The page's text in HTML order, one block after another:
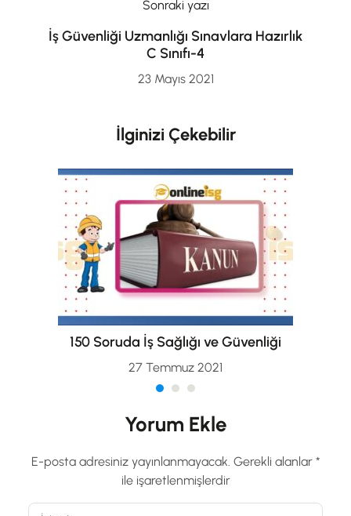
Sonraki yazı
İş Güvenliği Uzmanlığı Sınavlara Hazırlık
C Sınıfı-4
23 Mayıs 2021
İlginizi Çekebilir
150 Soruda İş Sağlığı ve Güvenliği
27 Temmuz 2021
Yorum Ekle
E-posta adresiniz yayınlanmayacak. Gerekli alanlar *
ile işaretlenmişlerdir